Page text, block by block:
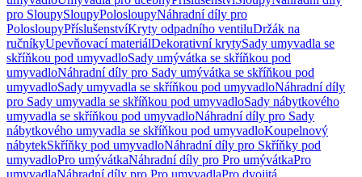
pro SloupySloupyPolosloupyNáhradní díly pro
PolosloupyPříslušenstvíKryty odpadního ventiluDržák na
ručníkyUpevňovací materiálDekorativní krytySady umyvadla se
skříňkou pod umyvadloSady umývátka se skříňkou pod
umyvadloNáhradní díly pro Sady umývátka se skříňkou pod
umyvadloSady umyvadla se skříňkou pod umyvadloNáhradní díly
pro Sady umyvadla se skříňkou pod umyvadloSady nábytkového
umyvadla se skříňkou pod umyvadloNáhradní díly pro Sady
nábytkového umyvadla se skříňkou pod umyvadloKoupelnový
nábytekSkříňky pod umyvadloNáhradní díly pro Skříňky pod
umyvadloPro umývátkaNáhradní díly pro Pro umývátkaPro
umyvadlaNáhradní díly pro Pro umyvadlaPro dvojitá